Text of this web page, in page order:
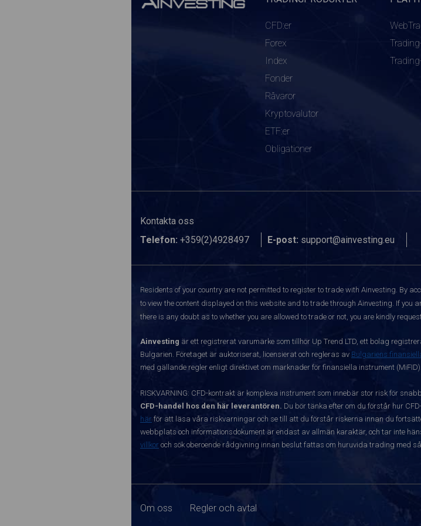
CFD:er
Forex
Index
Fonder
Råvaror
Kryptovalutor
ETF:er
Obligationer
Kontakta oss
Telefon: +359(2)4928497 E-post: support@ainvesting.eu
Residents of your country are not permitted to register to trade with Ainvesting. By
to view the content displayed on this website and to trade through Ainvesting. If
there is any doubt as to whether you are allowed to trade or not, you are kindly
Ainvesting är ett registrerat varumärke som tillhör Up Trend LTD, ett bolag
Bulgarien. Företaget är auktoriserat, licensierat och regleras av Bulgariens
med gällande regler enligt direktivet om marknader för finansiella instrument (MiFID).
RISKVARNING: CFD-kontrakt är komplexa instrument som innebär stor risk för
CFD-handel hos den här leverantören. Du bör tänka efter om du förstår hur
här för att läsa våra riskvarningar och se till att du förstår riskerna innan du
webbplats och informationsdokument är endast av allmän karaktär, och tar inte
villkor och sök oberoende rådgivning innan beslut fattas om huruvida trading med
Om oss Regler och avtal